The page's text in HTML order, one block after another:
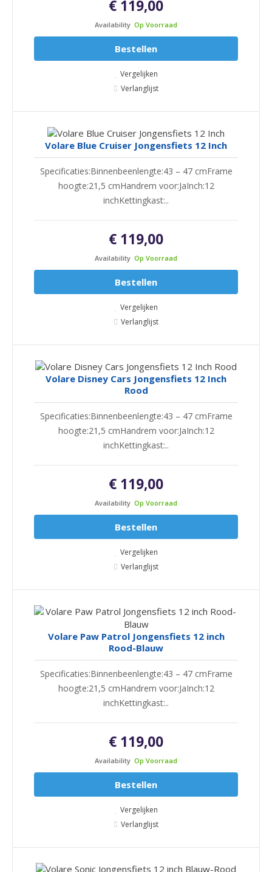
€ 119,00
Availability Op Voorraad
Bestellen
Vergelijken
Verlanglijst
Volare Blue Cruiser Jongensfiets 12 Inch
Specificaties:Binnenbeenlengte:43 – 47 cmFrame
hoogte:21,5 cmHandrem voor:JaInch:12
inchKettingkast:..
€ 119,00
Availability Op Voorraad
Bestellen
Vergelijken
Verlanglijst
Volare Disney Cars Jongensfiets 12 Inch
Rood
Specificaties:Binnenbeenlengte:43 – 47 cmFrame
hoogte:21,5 cmHandrem voor:JaInch:12
inchKettingkast:..
€ 119,00
Availability Op Voorraad
Bestellen
Vergelijken
Verlanglijst
Volare Paw Patrol Jongensfiets 12 inch
Rood-Blauw
Specificaties:Binnenbeenlengte:43 – 47 cmFrame
hoogte:21,5 cmHandrem voor:JaInch:12
inchKettingkast:..
€ 119,00
Availability Op Voorraad
Bestellen
Vergelijken
Verlanglijst